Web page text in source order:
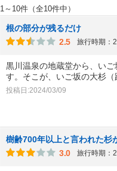
1～10件（全10件中）
根の部分が残るだけ
2.5
旅行時期：
黒川温泉の地蔵堂から、い
す。そこが、いご坂の大杉
投稿日:2024/03/09
樹齢700年以上と言われた杉
3.0
旅行時期：